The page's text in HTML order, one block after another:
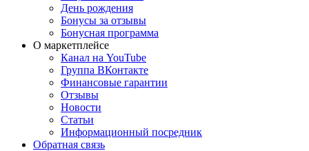
День рождения
Бонусы за отзывы
Бонусная программа
О маркетплейсе
Канал на YouTube
Группа ВКонтакте
Финансовые гарантии
Отзывы
Новости
Статьи
Информационный посредник
Обратная связь